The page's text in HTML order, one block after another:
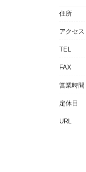
住所
アクセス
TEL
FAX
営業時間
定休日
URL